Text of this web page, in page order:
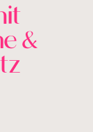
&